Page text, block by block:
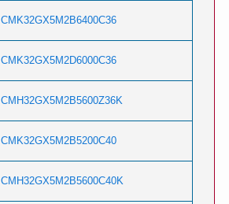
CMK32GX5M2B6400C36
CMK32GX5M2D6000C36
CMH32GX5M2B5600Z36K
CMK32GX5M2B5200C40
CMH32GX5M2B5600C40K